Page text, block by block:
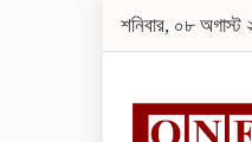
শনিবার, ০৮